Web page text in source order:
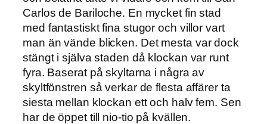
Carlos de Bariloche. En mycket fin stad
med fantastiskt fina stugor och villor vart
man än vände blicken. Det mesta var dock
stängt i själva staden då klockan var runt
fyra. Baserat på skyltarna i några av
skyltfönstren så verkar de flesta affärer ta
siesta mellan klockan ett och halv fem. Sen
har de öppet till nio-tio på kvällen.